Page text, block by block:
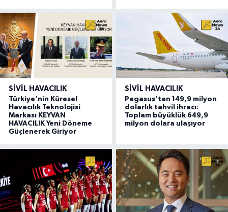
SIVIL HAVACILIK
Türkiye'nin Küresel
Havacılık Teknolojisi
Markası KEYVAN
HAVACILIK Yeni Döneme
Güçlenerek Giriyor
SIVIL HAVACILIK
Pegasus'tan 149,9 milyon
dolarlık tahvil ihracı:
Toplam büyüklük 649,9
milyon dolara ulaşıyor